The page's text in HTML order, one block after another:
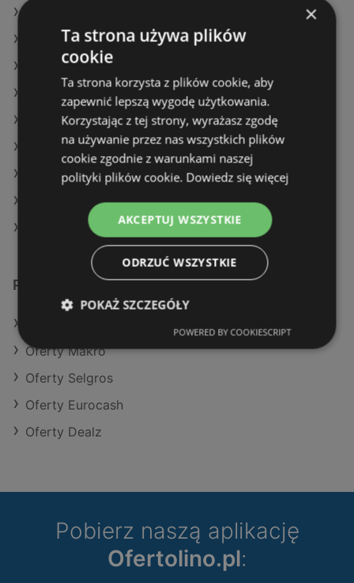
Oferty Delikatesy Centrum
Oferty Carrefour
Aktualne gazetki Lidl
Aktualne gazetki Auchan
Aktualne gazetki Dino
Aktualne gazetki E.Leclerc
Aktualne gazetki Dealz
Sklepy Netto w Międzyzdroje
Podobne sklepy detaliczne
Oferty Makro
Oferty Selgros
Oferty Eurocash
Oferty Dealz
Pobierz naszą aplikację
Ofertolino.pl:
×
Ta strona używa plików
cookie
Ta strona korzysta z plików cookie, aby
zapewnić lepszą wygodę użytkowania.
Korzystając z tej strony, wyrażasz zgodę
na używanie przez nas wszystkich plików
cookie zgodnie z warunkami naszej
polityki plików cookie. Dowiedz się więcej
AKCEPTUJ WSZYSTKIE
ODRZUĆ WSZYSTKIE
POKAŻ SZCZEGÓŁY
POWERED BY COOKIESCRIPT